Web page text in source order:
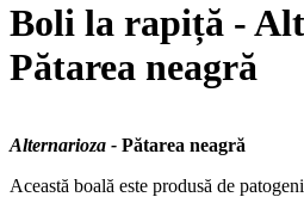
Boli la rapiță -
Pătarea neagră
Alternarioza - Pătarea neagră
Această boală este produsă de